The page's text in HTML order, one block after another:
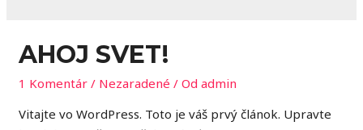
AHOJ SVET!
1 Komentár / Nezaradené / Od admin
Vitajte vo WordPress. Toto je váš prvý článok. Upravte